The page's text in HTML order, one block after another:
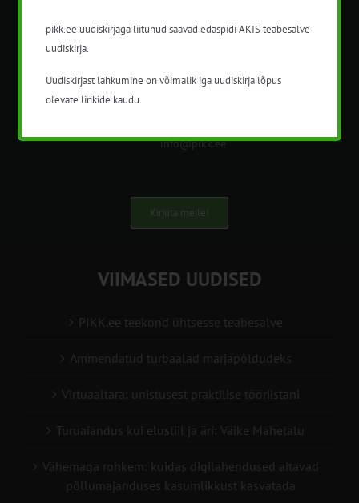
nõustamisteenuseid.
info@pikk.ee
Kirjuta meile!
VIIMASED UUDISED
PIKK.ee teekond ühtsesse teabesalve
Ammendatud turbaalad marjapõldudeks
Virtuaaltara: unistusest praktilise tööriistani
Turuaiandus kui elustiil ja äri: Väike Mahetalu
Vähemaga rohkem: kuidas digilahendused aitavad
põllumajanduses kasumlikkust kasvatada
pikk.ee uudiskirjaga liitunud saavad edaspidi AKIS teabesalve
uudiskirja.
Uudiskirjast lahkumine on võimalik iga uudiskirja lõpus
olevate linkide kaudu.